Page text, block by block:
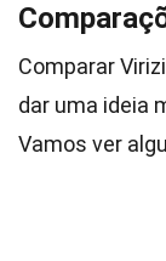
Comparar
dar uma ideia
Vamos ver